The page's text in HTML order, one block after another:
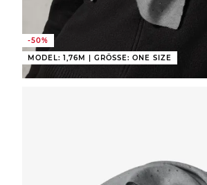
-50%
MODEL: 1,76M | GRÖSSE: ONE SIZE